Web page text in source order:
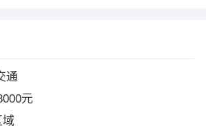
通
元
域